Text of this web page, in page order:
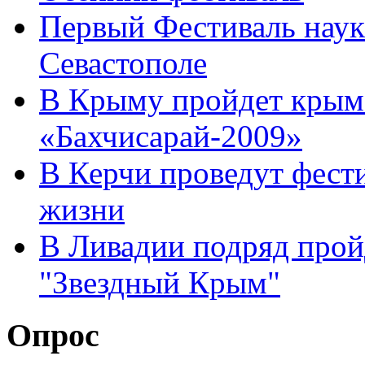
Первый Фестиваль
Севастополе
В Крыму пройдет
«Бахчисарай-2009»
В Керчи проведут
жизни
В Ливадии подряд
"Звездный Крым"
Опрос